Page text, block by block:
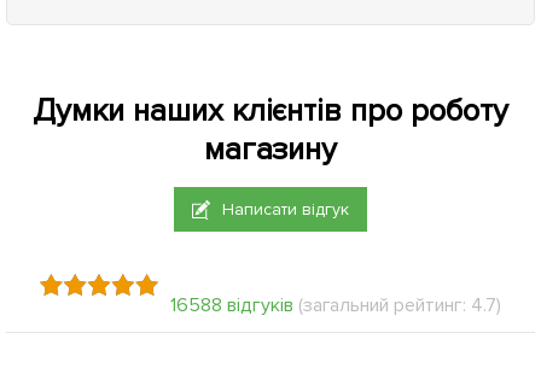
Думки наших клієнтів про роботу
магазину
Написати відгук
16588 відгуків (загальний рейтинг: 4.7)